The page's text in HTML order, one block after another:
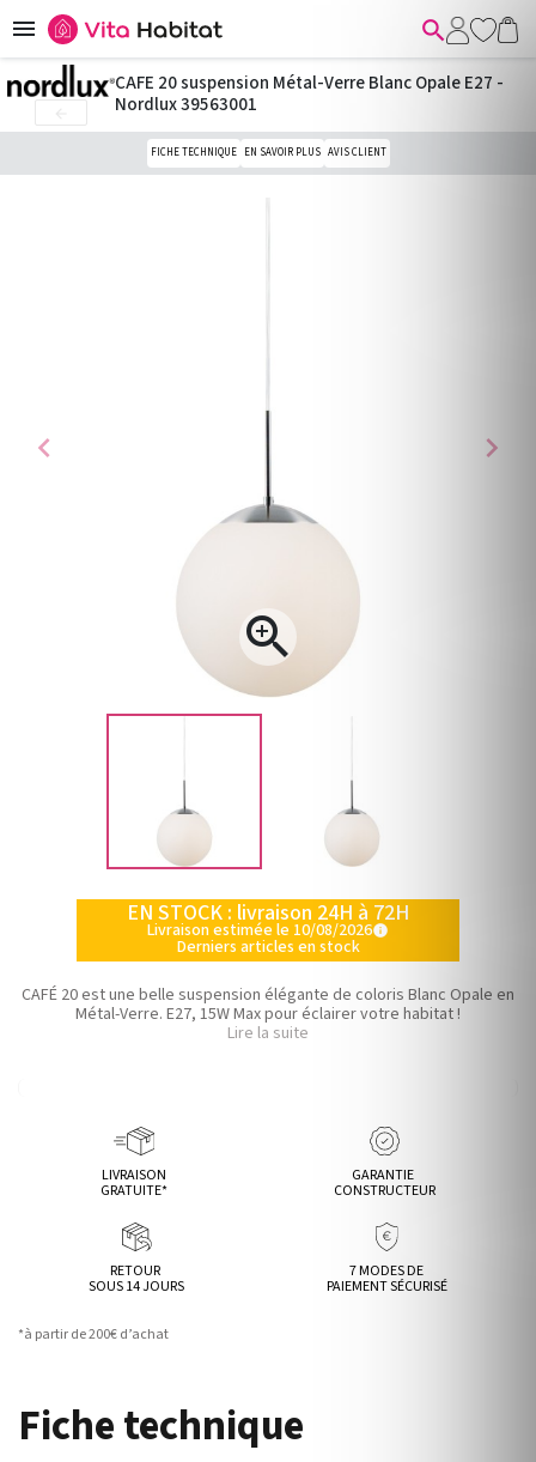
 
chevron_left

chevron_right
CAFE 20 suspension Métal-Verre Blanc Opale E27 -
Nordlux 39563001
FICHE TECHNIQUE EN SAVOIR PLUS AVIS CLIENT
EN STOCK : livraison 24H à 72H
Livraison estimée le 10/08/2026info
Derniers articles en stock
CAFÉ 20 est une belle suspension élégante de coloris Blanc Opale en
Métal-Verre. E27, 15W Max pour éclairer votre habitat !
Lire la suite
LIVRAISON
GRATUITE*
GARANTIE
CONSTRUCTEUR
RETOUR
SOUS 14 JOURS
7 MODES DE
PAIEMENT SÉCURISÉ
*à partir de 200€ d’achat
Fiche technique